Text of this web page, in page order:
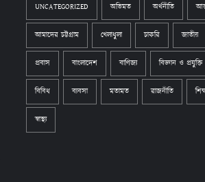
UNCATEGORIZED অভিমত অর্থনীতি
আমাদের চট্টগ্রাম খেলাধুলা চাকরি জাতীয়
প্রবাস বাংলাদেশ বাণিজ্য বিজ্ঞান ও প্রযুক্তি
বিবিধ ব্যবসা মতামত রাজনীতি
স্বাস্থ্য